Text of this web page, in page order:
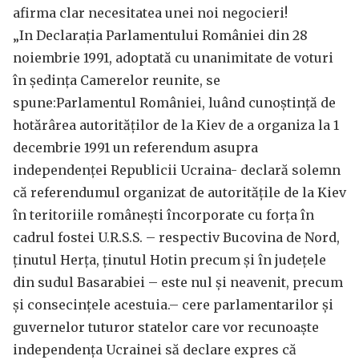
afirma clar necesitatea unei noi negocieri!
„In Declarația Parlamentului României din 28
noiembrie 1991, adoptată cu unanimitate de voturi
în ședința Camerelor reunite, se
spune:Parlamentul României, luând cunoștință de
hotărârea autorităților de la Kiev de a organiza la 1
decembrie 1991 un referendum asupra
independenței Republicii Ucraina- declară solemn
că referendumul organizat de autoritățile de la Kiev
în teritoriile românești încorporate cu forța în
cadrul fostei U.R.S.S. – respectiv Bucovina de Nord,
ținutul Herța, ținutul Hotin precum și în județele
din sudul Basarabiei – este nul și neavenit, precum
și consecințele acestuia.– cere parlamentarilor și
guvernelor tuturor statelor care vor recunoaște
independența Ucrainei să declare expres că